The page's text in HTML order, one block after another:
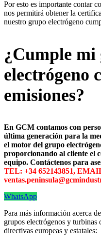
Por esto es importante contar
nos permitirá obtener la
nuestro grupo electrógeno
¿Cumple mi
electrógeno
emisiones?
En GCM contamos con
última generación para la
el motor del grupo
proporcionando al cliente el
equipo. Contáctenos para
TEL: +34 652143851,
WhatsApp
Para más información acerca
grupos electrógenos y turbinas
directivas europeas y estatales: